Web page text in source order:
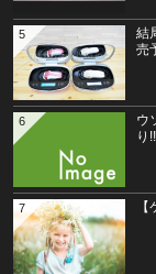
結
売
5
ウ
り!!
6
7